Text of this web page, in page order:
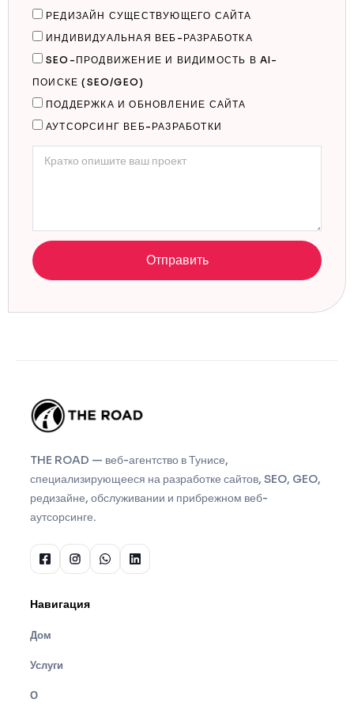
РЕДИЗАЙН СУЩЕСТВУЮЩЕГО САЙТА
ИНДИВИДУАЛЬНАЯ ВЕБ-РАЗРАБОТКА
SEO-ПРОДВИЖЕНИЕ И ВИДИМОСТЬ В AI-
ПОИСКЕ (SEO/GEO)
ПОДДЕРЖКА И ОБНОВЛЕНИЕ САЙТА
АУТСОРСИНГ ВЕБ-РАЗРАБОТКИ
Отправить
THE ROAD — веб-агентство в Тунисе,
специализирующееся на разработке сайтов, SEO, GEO,
редизайне, обслуживании и прибрежном веб-
аутсорсинге.
Навигация
Дом
Услуги
О